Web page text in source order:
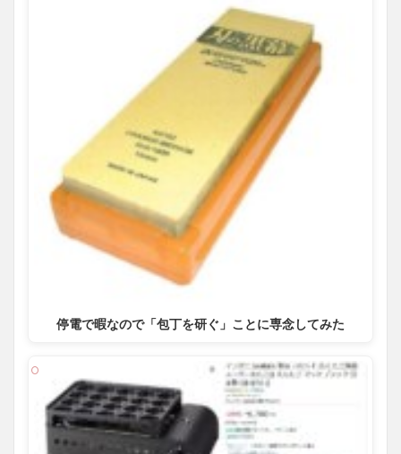
停電で暇なので「包丁を研ぐ」ことに専念してみた